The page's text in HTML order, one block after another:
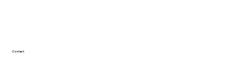
Contact